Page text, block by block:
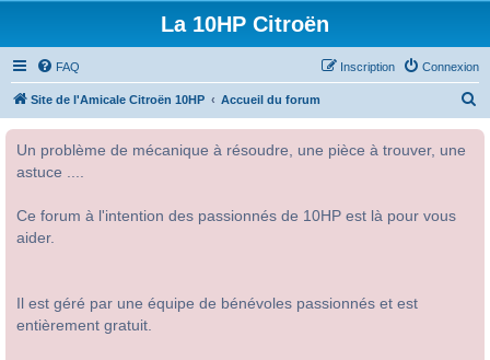
La 10HP Citroën
FAQ Connexion
Inscription
Site de l'Amicale Citroën 10HP Accueil du forum
Un problème de mécanique à résoudre, une pièce à trouver, une
astuce ....
Ce forum à l'intention des passionnés de 10HP est là pour vous
aider.
Il est géré par une équipe de bénévoles passionnés et est
entièrement gratuit.